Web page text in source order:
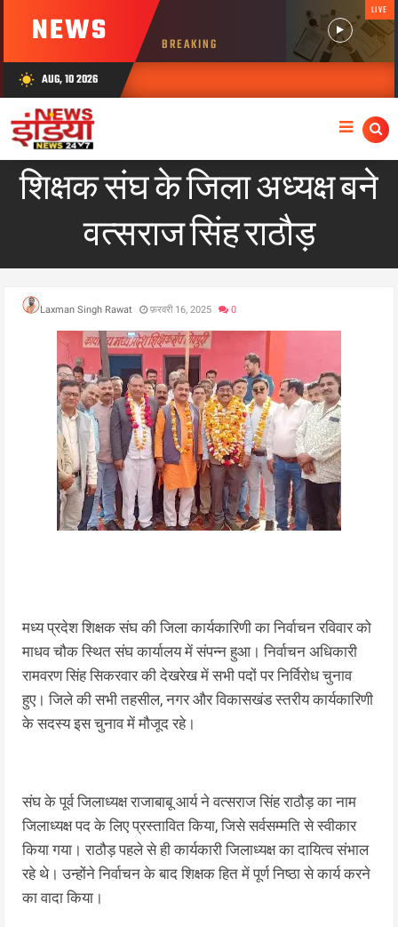
NEWS BREAKING
LIVE
wb_sunny AUG, 10 2026
शिक्षक संघ के जिला अध्यक्ष बने
वत्सराज सिंह राठौड़
Laxman Singh Rawat फ़रवरी 16, 2025 0
मध्य प्रदेश शिक्षक संघ की जिला कार्यकारिणी का निर्वाचन रविवार को
माधव चौक स्थित संघ कार्यालय में संपन्न हुआ। निर्वाचन अधिकारी
रामवरण सिंह सिकरवार की देखरेख में सभी पदों पर निर्विरोध चुनाव
हुए। जिले की सभी तहसील, नगर और विकासखंड स्तरीय कार्यकारिणी
के सदस्य इस चुनाव में मौजूद रहे।
संघ के पूर्व जिलाध्यक्ष राजाबाबू आर्य ने वत्सराज सिंह राठौड़ का नाम
जिलाध्यक्ष पद के लिए प्रस्तावित किया, जिसे सर्वसम्मति से स्वीकार
किया गया। राठौड़ पहले से ही कार्यकारी जिलाध्यक्ष का दायित्व संभाल
रहे थे। उन्होंने निर्वाचन के बाद शिक्षक हित में पूर्ण निष्ठा से कार्य करने
का वादा किया।